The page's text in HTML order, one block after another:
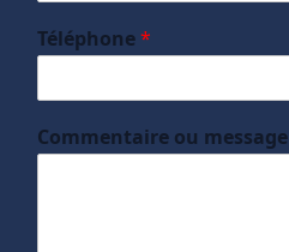
Téléphone*
Commentaire ou message